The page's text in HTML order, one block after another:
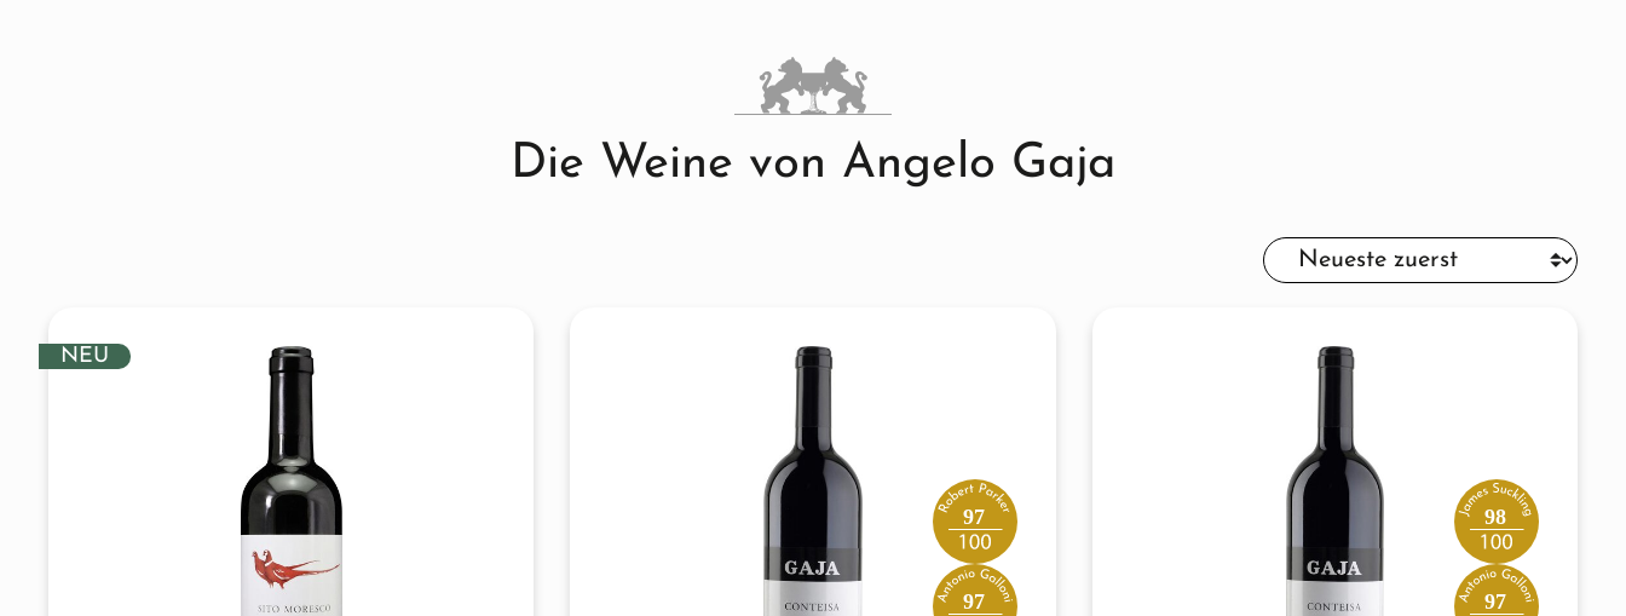
Die Weine von Angelo Gaja
NEU
97
97
98
97